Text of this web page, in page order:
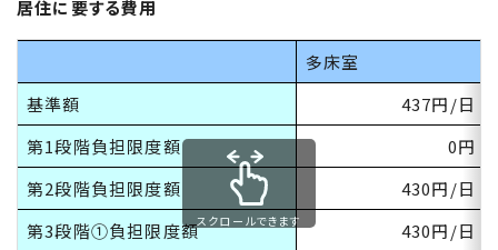
居住に要する費用
多床室
基準額
437円/日
第1段階負担限度額
0円
第2段階負担限度額 430円/日
第3段階①負担限度額 430円/日
スクロールできます